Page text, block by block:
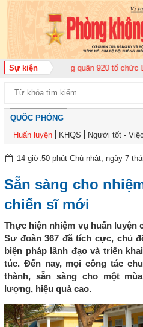
Sự kiện
đoàn Không quân 920 tổ chức Lễ
QUỐC PHÒNG
Huấn luyện
KHQS Người tốt -
14 giờ:50 phút Chủ nhật, ngày 7
Sẵn sàng cho
chiến sĩ mới
Thực hiện nhiệm vụ huấn luyện
Sư đoàn 367 đã tích cực, chủ
biện pháp lãnh đạo và triển
túc. Đến nay, mọi công tác
thành, sẵn sàng cho một
lượng, hiệu quả cao.